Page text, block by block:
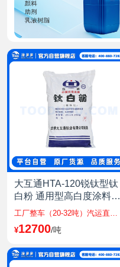
登录可见
炭黑
登录可见
登录可见
PTA
登录可见
LLDPE
LDPE
大互通HTA-120锐钛型钛
白粉 通用型高白度涂料油
墨塑料用钛白粉
¥12700/吨